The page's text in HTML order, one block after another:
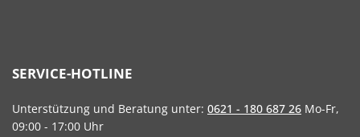
SERVICE-HOTLINE
Unterstützung und Beratung unter: 0621 - 180 687 26 Mo-Fr,
09:00 - 17:00 Uhr